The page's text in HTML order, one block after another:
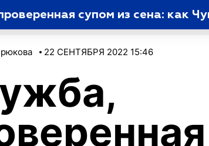
супом из сена: как
22 СЕНТЯБРЯ 2022 15:46